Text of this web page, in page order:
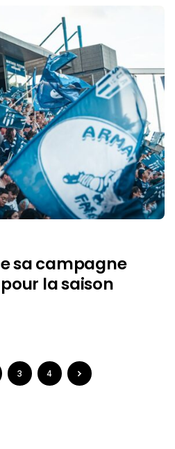
sa campagne
la saison
3 4